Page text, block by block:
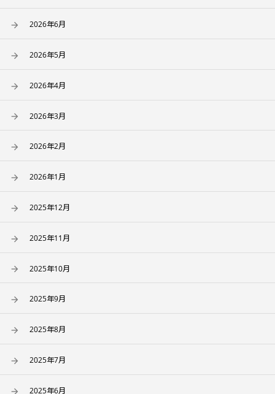
2026年6月
2026年5月
2026年4月
2026年3月
2026年2月
2026年1月
2025年12月
2025年11月
2025年10月
2025年9月
2025年8月
2025年7月
2025年6月